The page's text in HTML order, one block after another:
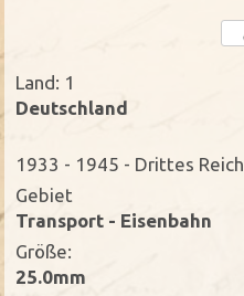
Land: 1
Deutschland
1933 - 1945 - Drittes Reich
Gebiet
Transport - Eisenbahn
Größe:
25.0mm